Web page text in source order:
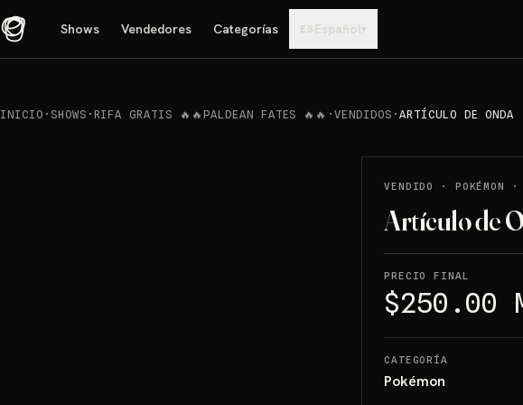
Shows Vendedores Categorías ES Español▾
INICIO · SHOWS · RIFA GRATIS 🔥🔥PALDEAN FATES 🔥🔥 ·VENDIDOS · ARTÍCULO DE ONDA
VENDIDO · POKÉMON ·
Artículo de
PRECIO FINAL
$250.00
CATEGORÍA
Pokémon